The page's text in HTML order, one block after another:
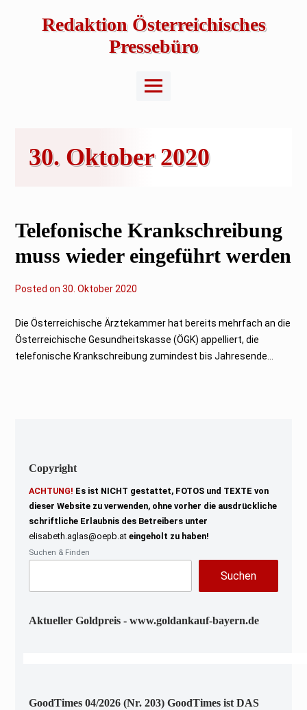
Redaktion Österreichisches
Pressebüro
Main
Menu
30. Oktober 2020
Telefonische Krankschreibung
muss wieder eingeführt werden
Posted on3
O
k
t
o
30. Oktober 2020
Die Österreichische Ärztekammer hat bereits mehrfach an die
Österreichische Gesundheitskasse (ÖGK) appelliert, die
telefonische Krankschreibung zumindest bis Jahresende...
Copyright
ACHTUNG! Es ist NICHT gestattet, FOTOS und TEXTE von
dieser Website zu verwenden, ohne vorher die ausdrückliche
schriftliche Erlaubnis des Betreibers unter
elisabeth.aglas@oepb.at eingeholt zu haben!
Suchen & Finden
Suchen
Aktueller Goldpreis - www.goldankauf-bayern.de
GoodTimes 04/2026 (Nr. 203) GoodTimes ist DAS